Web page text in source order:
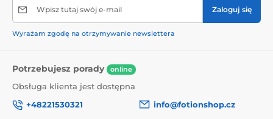
Wpisz tutaj swój e-mail Zaloguj się
Wyrażam zgodę na otrzymywanie newslettera
Potrzebujesz porady online
Obsługa klienta jest dostępna
+48221530321
info@fotionshop.cz